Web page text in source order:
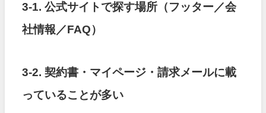
3-1. 公式サイトで探す場所（フッター／会
社情報／FAQ）
3-2. 契約書・マイページ・請求メールに載
っていることが多い